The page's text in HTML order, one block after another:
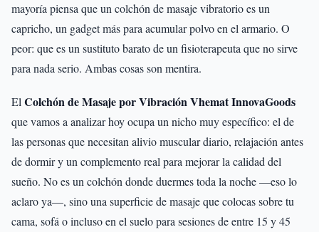
mayoría piensa que un colchón de masaje vibratorio es un
capricho, un gadget más para acumular polvo en el armario. O
peor: que es un sustituto barato de un fisioterapeuta que no sirve
para nada serio. Ambas cosas son mentira.
El Colchón de Masaje por Vibración Vhemat InnovaGoods
que vamos a analizar hoy ocupa un nicho muy específico: el de
las personas que necesitan alivio muscular diario, relajación antes
de dormir y un complemento real para mejorar la calidad del
sueño. No es un colchón donde duermes toda la noche —eso lo
aclaro ya—, sino una superficie de masaje que colocas sobre tu
cama, sofá o incluso en el suelo para sesiones de entre 15 y 45